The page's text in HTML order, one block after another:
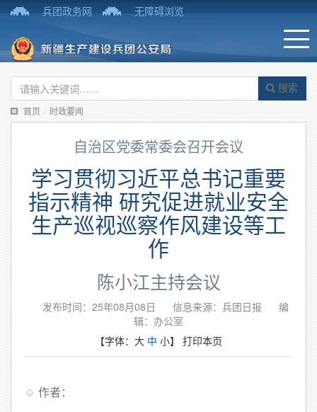
兵团政务网 无障碍浏览
搜索
首页 / 时政要闻
自治区党委常委会召开会议
学习贯彻习近平总书记重要
指示精神 研究促进就业安全
生产巡视巡察作风建设等工
作
陈小江主持会议
发布时间：25年08月08日 信息来源：兵团日报
编
辑：办公室
【字体： 大 中 小】 打印本页
作者：